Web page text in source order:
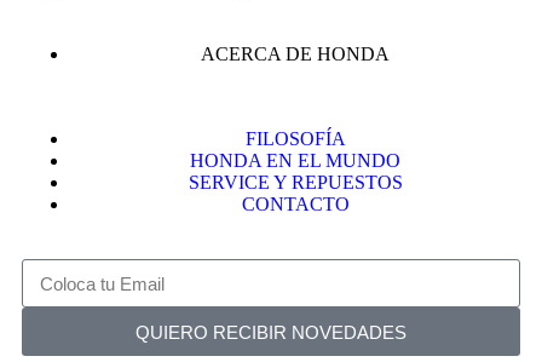
ACERCA DE HONDA
FILOSOFÍA
HONDA EN EL MUNDO
SERVICE Y REPUESTOS
CONTACTO
QUIERO RECIBIR NOVEDADES